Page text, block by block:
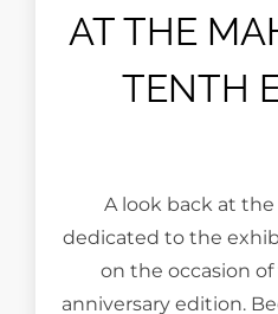
AT THE
TENTH
A look back at
dedicated to the
on the occasion
anniversary edition.